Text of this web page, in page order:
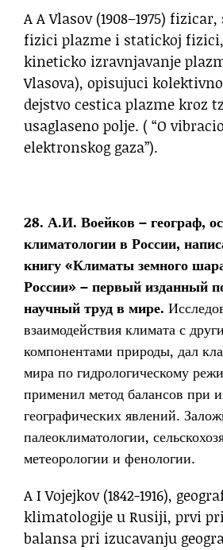
A A Vlasov (1908–1975)
fizici plazme i statickoj
kineticko izravnjavanje
Vlasova), opisujuci
dejstvo cestica plazme kroz
usaglaseno polje. ( “O
elektronskog gaza”).
28. А.И. Воейков – географ,
климатологии в России,
книгу «Климаты земного
России» – первый изданный
научный труд в мире.
взаимодействия климата с
компонентами природы, дал
мира по гидрологическому
применил метод балансов при
географических явлений.
палеоклиматологии,
метеорологии и фенологии.
A I Vojejkov (1842-1916),
klimatologije u Rusiji, prvi
balansa pri izucavanju